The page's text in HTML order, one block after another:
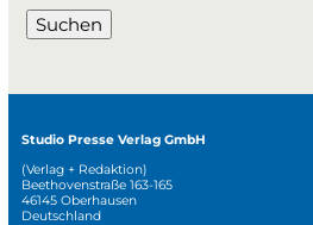
Suchen
Studio Presse Verlag GmbH
(Verlag + Redaktion)
Beethovenstraße 163-165
46145 Oberhausen
Deutschland